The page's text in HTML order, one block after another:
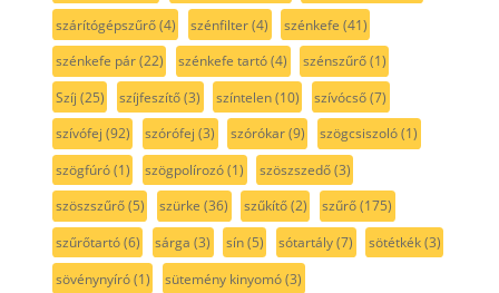
szárítógépszűrő(4) szénfilter(4) szénkefe (41)
szénkefe pár(22) szénkefe tartó(4) szénszűrő(1)
Szíj (25) szíjfeszítő(3) színtelen(10) szívócső(7)
szívófej (92) szórófej (3) szórókar(9) szögcsiszoló(1)
szögfúró(1) szögpolírozó(1) szöszszedő(3)
szöszszűrő(5) szürke (36) szűkítő(2) szűrő(175)
szűrőtartó(6) sárga (3) sín(5) sótartály(7) sötétkék(3)
sövénynyíró(1) sütemény kinyomó(3)